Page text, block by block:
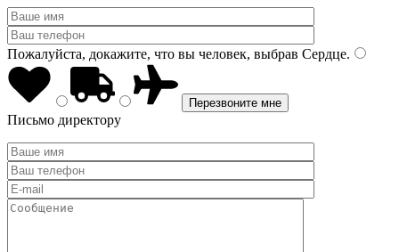
Пожалуйста, докажите, что вы человек, выбрав Сердце.
Письмо директору